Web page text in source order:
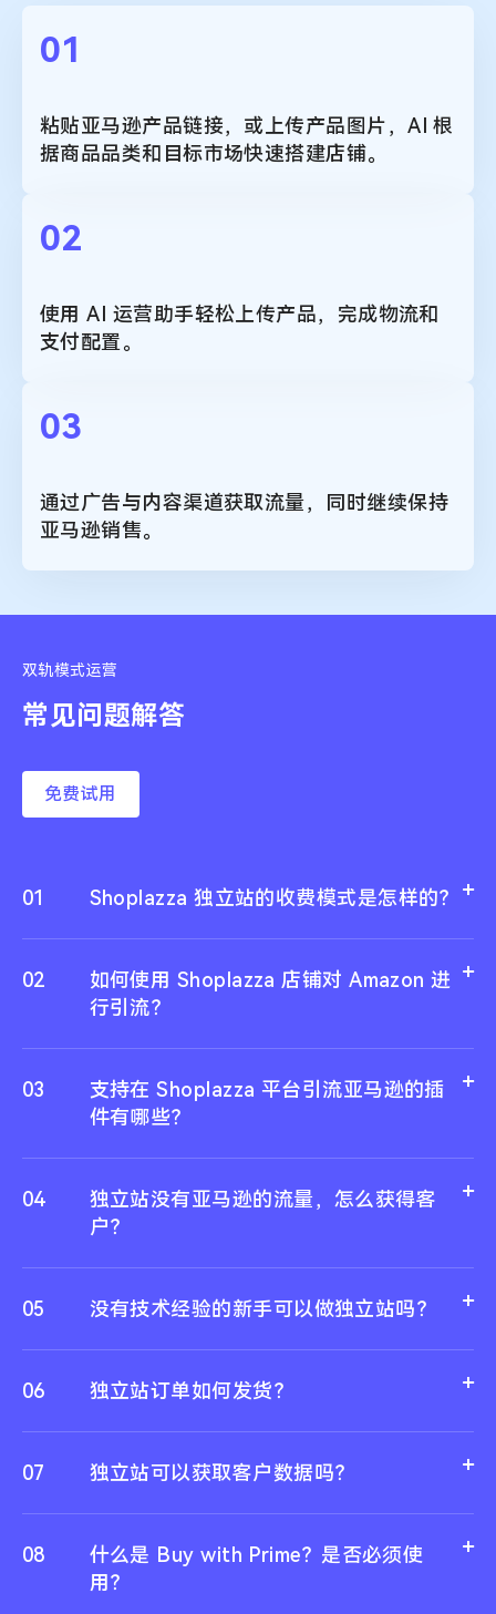
01
粘贴亚马逊产品链接，或上传产品图片，AI 根
据商品品类和目标市场快速搭建店铺。
02
使用 AI 运营助手轻松上传产品，完成物流和
支付配置。
03
通过广告与内容渠道获取流量，同时继续保持
亚马逊销售。
双轨模式运营
常见问题解答
免费试用
01 Shoplazza 独立站的收费模式是怎样的？
02
如何使用 Shoplazza 店铺对 Amazon 进
行引流？
03
支持在 Shoplazza 平台引流亚马逊的插
件有哪些？
04
独立站没有亚马逊的流量，怎么获得客
户？
05 没有技术经验的新手可以做独立站吗？
06 独立站订单如何发货？
07 独立站可以获取客户数据吗？
08
什么是 Buy with Prime？是否必须使
用？